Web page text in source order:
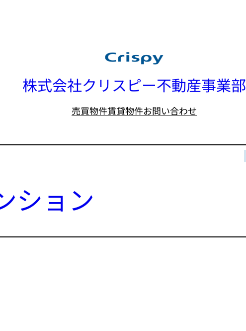
株式会社クリスピー不動産事業部
売買物件賃貸物件お問い合わせ
ション